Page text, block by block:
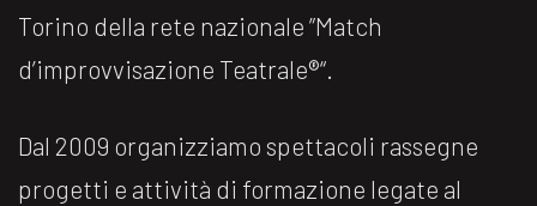
Torino della rete nazionale ”Match
d’improvvisazione Teatrale®️“.
Dal 2009 organizziamo spettacoli rassegne
progetti e attività di formazione legate al